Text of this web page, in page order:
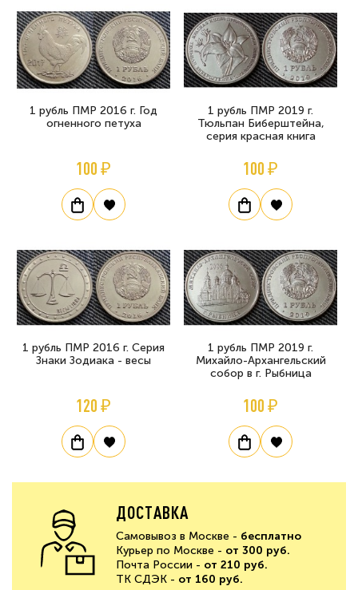
1 рубль ПМР 2016 г. Год
огненного петуха
100 ₽
1 рубль ПМР 2019 г.
Тюльпан Биберштейна,
серия красная книга
100 ₽
1 рубль ПМР 2016 г. Серия
Знаки Зодиака - весы
120 ₽
1 рубль ПМР 2019 г.
Михайло-Архангельский
собор в г. Рыбница
100 ₽
ДОСТАВКА
Самовывоз в Москве - бесплатно
Курьер по Москве - от 300 руб.
Почта России - от 210 руб.
ТК СДЭК - от 160 руб.